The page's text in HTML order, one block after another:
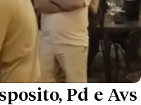
Pd e Avs